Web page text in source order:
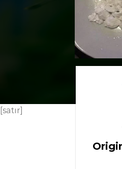
[satır]